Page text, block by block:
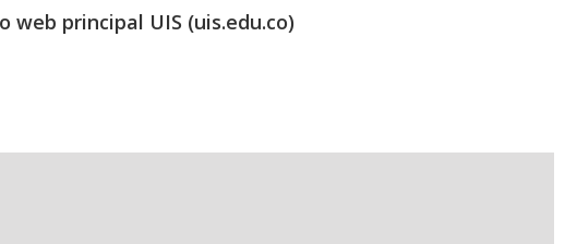
principal UIS (uis.edu.co)